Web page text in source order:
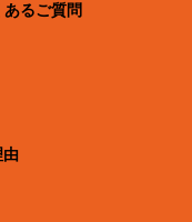
あるご質問
由